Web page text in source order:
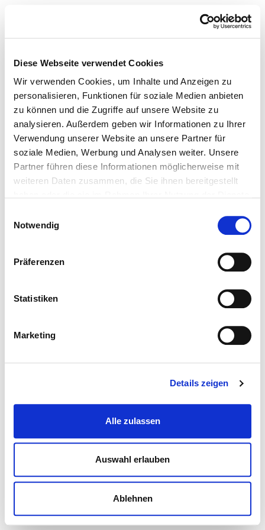
Diese Webseite verwendet Cookies
Wir verwenden Cookies, um Inhalte und Anzeigen zu
personalisieren, Funktionen für soziale Medien anbieten
zu können und die Zugriffe auf unsere Website zu
analysieren. Außerdem geben wir Informationen zu Ihrer
Verwendung unserer Website an unsere Partner für
soziale Medien, Werbung und Analysen weiter. Unsere
Partner führen diese Informationen möglicherweise mit
weiteren Daten zusammen, die Sie ihnen bereitgestellt
Notwendig
Präferenzen
Statistiken
Marketing
Details zeigen
Alle zulassen
Auswahl erlauben
Ablehnen